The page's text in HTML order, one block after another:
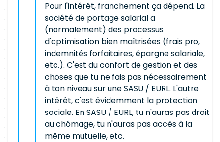
Pour l'intérêt, franchement ça dépend. La
société de portage salarial a
(normalement) des processus
d'optimisation bien maîtrisées (frais pro,
indemnités forfaitaires, épargne salariale,
etc.). C'est du confort de gestion et des
choses que tu ne fais pas nécessairement
à ton niveau sur une SASU / EURL. L'autre
intérêt, c'est évidemment la protection
sociale. En SASU / EURL, tu n'auras pas droit
au chômage, tu n'auras pas accès à la
même mutuelle, etc.